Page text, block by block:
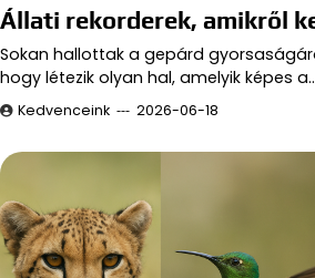
Állati rekorderek, amikről
Sokan hallottak a gepárd
hogy létezik olyan hal, amelyik képes
Kedvenceink 2026-06-18